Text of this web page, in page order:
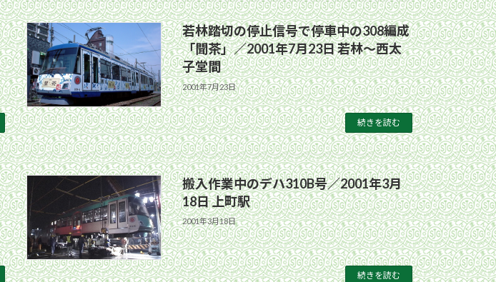
若林踏切の停止信号で停車中の308編成
「聞茶」／2001年7月23日 若林〜西太
子堂間
2001年7月23日
続きを読む
搬入作業中のデハ310B号／2001年3月
18日 上町駅
2001年3月18日
続きを読む